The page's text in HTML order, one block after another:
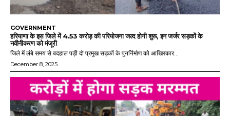
GOVERNMENT
हरियाणा के इस जिले में 4.53 करोड़ की परियोजना जल्द होगी शुरू, इन जर्जर सड़कों के
नवीनीकरण को मंजूरी
जिले में लंबे समय से बदहाल पड़ी दो प्रमुख सड़कों के पुनर्निर्माण को आखिरकार...
December 8, 2025